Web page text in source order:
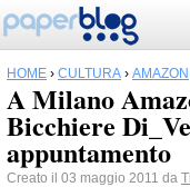
HOME › CULTURA › AMAZON
A Milano
Bicchiere
appuntamento
Creato il 03 maggio 2011 da